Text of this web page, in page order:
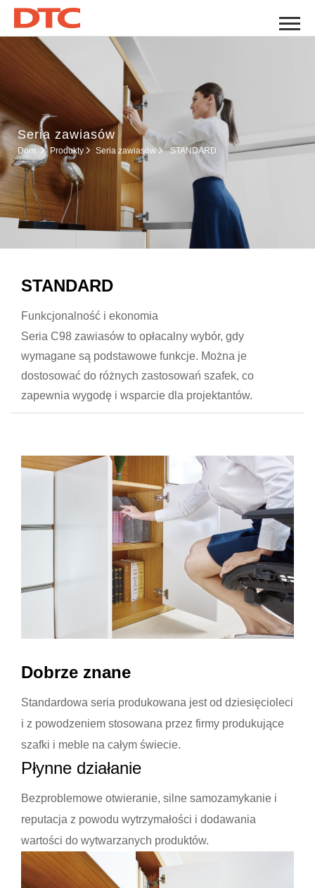
Seria zawiasów
Dom Produkty Seria zawiasów STANDARD
STANDARD
Funkcjonalność i ekonomia
Seria C98 zawiasów to opłacalny wybór, gdy
wymagane są podstawowe funkcje. Można je
dostosować do różnych zastosowań szafek, co
zapewnia wygodę i wsparcie dla projektantów.
Dobrze znane
Standardowa seria produkowana jest od dziesięcioleci
i z powodzeniem stosowana przez firmy produkujące
szafki i meble na całym świecie.
Płynne działanie
Bezproblemowe otwieranie, silne samozamykanie i
reputacja z powodu wytrzymałości i dodawania
wartości do wytwarzanych produktów.